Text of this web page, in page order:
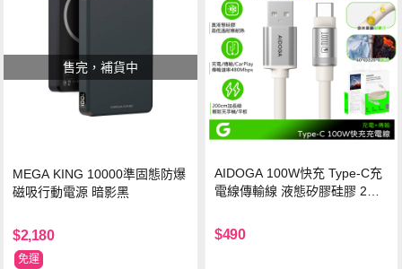
售完，補貨中
MEGA KING 10000準固態防爆
磁吸行動電源 暗影黑
$2,180
免運
AIDOGA 100W快充 Type-C充
電線傳輸線 液態矽膠硅膠 2M
$490